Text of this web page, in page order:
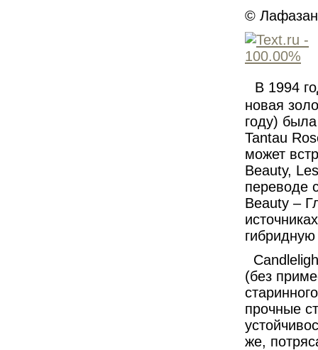
©
В 1994
новая
году)
Tantau
может
Beauty,
переводе
Beauty –
(без
прочные
же,